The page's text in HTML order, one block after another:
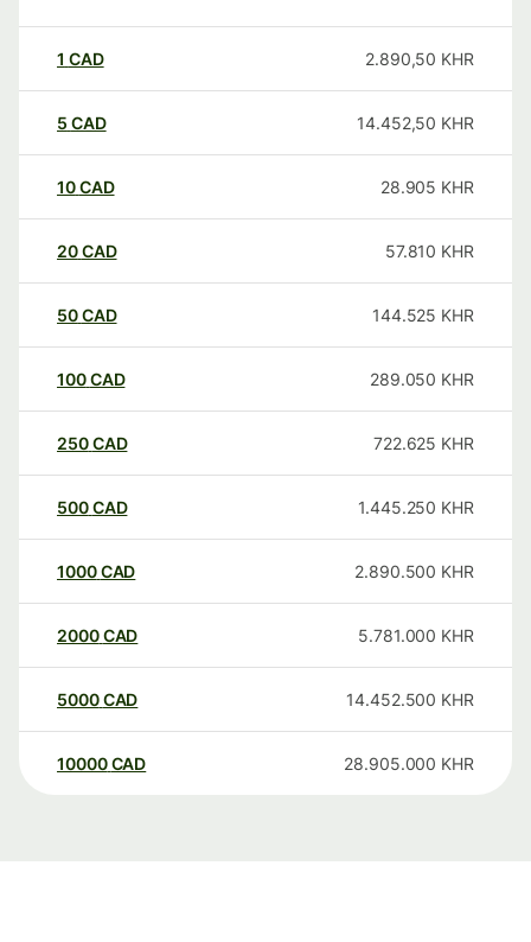
1 CAD 2.890,50 KHR
5 CAD 14.452,50 KHR
10CAD 28.905 KHR
20CAD 57.810 KHR
50CAD 144.525 KHR
100CAD 289.050 KHR
250CAD 722.625 KHR
500CAD 1.445.250 KHR
1000CAD 2.890.500 KHR
2000CAD 5.781.000 KHR
5000CAD 14.452.500 KHR
10000 CAD 28.905.000 KHR